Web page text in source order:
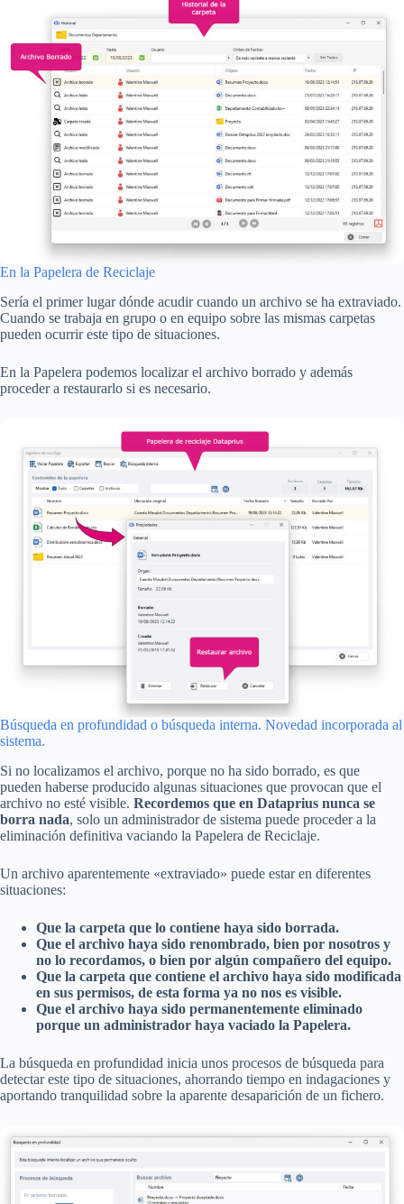
En la Papelera de Reciclaje
Sería el primer lugar dónde acudir cuando un archivo se ha extraviado.
Cuando se trabaja en grupo o en equipo sobre las mismas carpetas
pueden ocurrir este tipo de situaciones.
En la Papelera podemos localizar el archivo borrado y además
proceder a restaurarlo si es necesario.
Búsqueda en profundidad o búsqueda interna. Novedad incorporada al
sistema.
Si no localizamos el archivo, porque no ha sido borrado, es que
pueden haberse producido algunas situaciones que provocan que el
archivo no esté visible. Recordemos que en Dataprius nunca se
borra nada, solo un administrador de sistema puede proceder a la
eliminación definitiva vaciando la Papelera de Reciclaje.
Un archivo aparentemente «extraviado» puede estar en diferentes
situaciones:
Que la carpeta que lo contiene haya sido borrada.
Que el archivo haya sido renombrado, bien por nosotros y
no lo recordamos, o bien por algún compañero del equipo.
Que la carpeta que contiene el archivo haya sido modificada
en sus permisos, de esta forma ya no nos es visible.
Que el archivo haya sido permanentemente eliminado
porque un administrador haya vaciado la Papelera.
La búsqueda en profundidad inicia unos procesos de búsqueda para
detectar este tipo de situaciones, ahorrando tiempo en indagaciones y
aportando tranquilidad sobre la aparente desaparición de un fichero.